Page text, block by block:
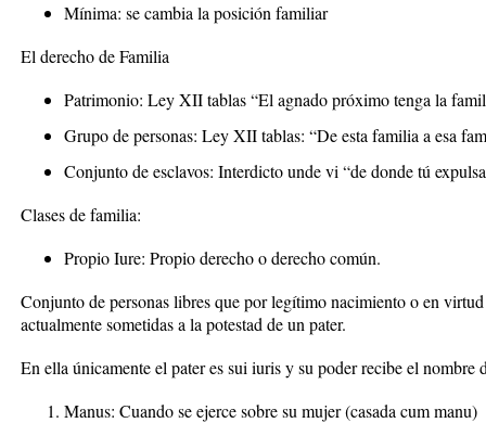
Mínima: se cambia la posición familiar
El derecho de Familia
Patrimonio: Ley XII tablas “El agnado próximo tenga la
Grupo de personas: Ley XII tablas: “De esta familia a esa
Conjunto de esclavos: Interdicto unde vi “de donde tú
Clases de familia:
Propio Iure: Propio derecho o derecho común.
Conjunto de personas libres que por legítimo nacimiento o en
actualmente sometidas a la potestad de un pater.
En ella únicamente el pater es sui iuris y su poder recibe el nombre
Manus: Cuando se ejerce sobre su mujer (casada cum manu)